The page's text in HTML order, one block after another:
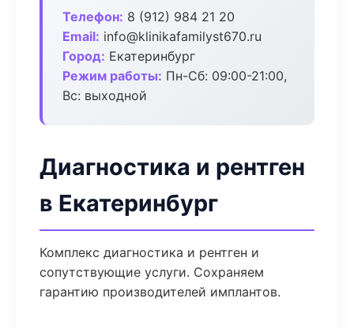
Телефон: 8 (912) 984 21 20
Email: info@klinikafamilyst670.ru
Город: Екатеринбург
Режим работы: Пн-Сб: 09:00-21:00,
Вс: выходной
Диагностика и рентген
в Екатеринбург
Комплекс диагностика и рентген и
сопутствующие услуги. Сохраняем
гарантию производителей имплантов.